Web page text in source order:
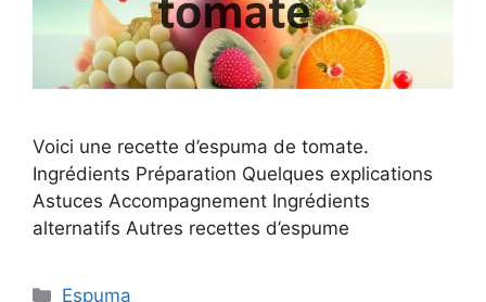
Voici une recette d’espuma de tomate.
Ingrédients Préparation Quelques explications
Astuces Accompagnement Ingrédients
alternatifs Autres recettes d’espume
Catégories
Espuma